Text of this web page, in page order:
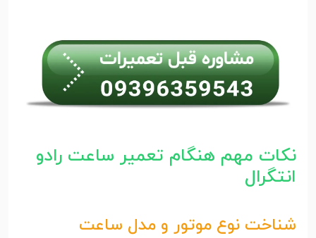
نکات مهم هنگام تعمیر ساعت رادو
انتگرال
شناخت نوع موتور و مدل ساعت